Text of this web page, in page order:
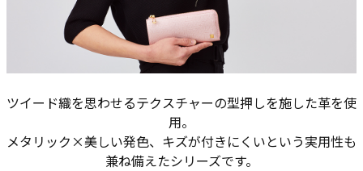
ツイード織を思わせるテクスチャーの型押しを施した革を使
用。
メタリック×美しい発色、キズが付きにくいという実用性も
兼ね備えたシリーズです。